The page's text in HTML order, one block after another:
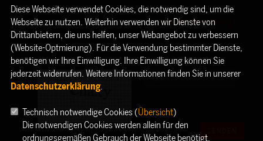
Die Rechte als Betroffener aus der DSGVO ( Datenschutzerklärung
habe ich gelesen und verstanden.
Diese Webseite verwendet Cookies, die notwendig sind, um die
Webseite zu nutzen. Weiterhin verwenden wir Dienste von
Drittanbietern, die uns helfen, unser Webangebot zu verbessern
(Website-Optmierung). Für die Verwendung bestimmter Dienste,
benötigen wir Ihre Einwilligung. Ihre Einwilligung können Sie
jederzeit widerrufen. Weitere Informationen finden Sie in unserer
Datenschutzerklärung.
Technisch notwendige Cookies (Übersicht)
Die notwendigen Cookies werden allein für den
ordnungsgemäßen Gebrauch der Webseite benötigt.